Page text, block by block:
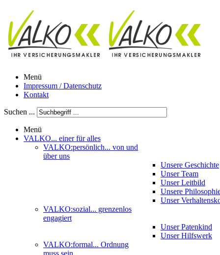
Menü
Impressum / Datenschutz
Kontakt
Suchen ...
Menü
VALKO... einer für alles
VALKO:persönlich... von und
über uns
Unsere Geschichte
Unser Team
Unser Leitbild
Unsere
Unser
VALKO:sozial... grenzenlos
engagiert
Unser Patenkind
Unser Hilfswerk
VALKO:formal... Ordnung
muss sein